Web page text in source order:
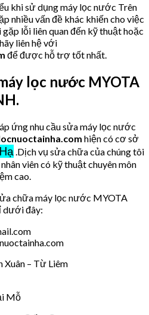
khi sử dụng máy lọc nước Trên
nhiều vấn đề khác khiến cho việc
lỗi liên quan đến kỹ thuật hoặc
liên hệ với
để được hỗ trợ tốt nhất.
lọc nước MYOTA
ứng nhu cầu sửa máy lọc nước
hiện có cơ sở
.Dịch vụ sửa chữa của chúng tôi
viên có kỹ thuật chuyên môn
cao.
chữa máy lọc nước MYOTA
đây:
Xuân – Từ Liêm
Mỗ